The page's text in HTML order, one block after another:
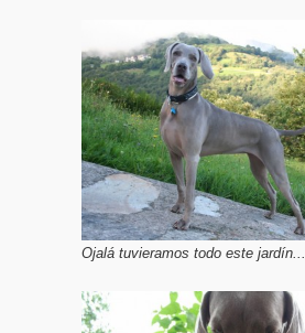
Ojalá tuvieramos todo este jardín...